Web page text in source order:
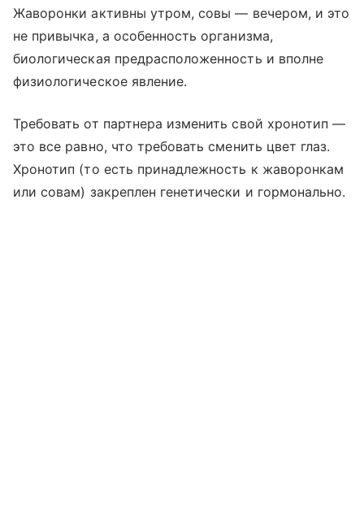
Жаворонки активны утром, совы — вечером, и это
не привычка, а особенность организма,
биологическая предрасположенность и вполне
физиологическое явление.
Требовать от партнера изменить свой хронотип —
это все равно, что требовать сменить цвет глаз.
Хронотип (то есть принадлежность к жаворонкам
или совам) закреплен генетически и гормонально.